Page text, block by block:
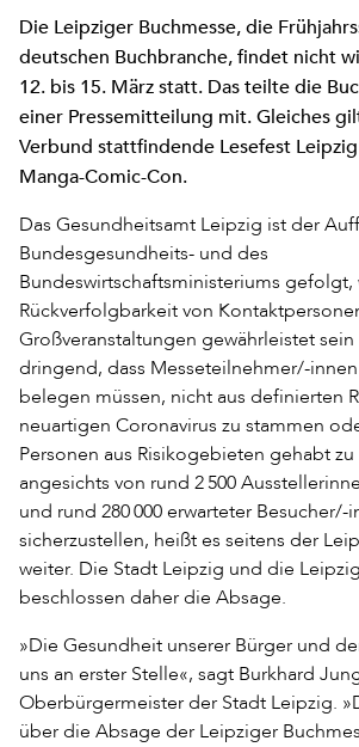
Die Leipziger Buchmesse, die
deutschen Buchbranche, findet nicht
12. bis 15. März statt. Das teilte die
einer Pressemitteilung mit. Gleiches
Verbund stattfindende Lesefest
Manga-Comic-Con.
Das Gesundheitsamt Leipzig ist der
Bundesgesundheits- und des
Bundeswirtschaftsministeriums gefolgt,
Rückverfolgbarkeit von
Großveranstaltungen gewährleistet sein
dringend, dass Messeteilnehmer/-
belegen müssen, nicht aus definierten
neuartigen Coronavirus zu stammen
Personen aus Risikogebieten gehabt zu
angesichts von rund 2 500
und rund 280 000 erwarteter Besucher/-
sicherzustellen, heißt es seitens der
weiter. Die Stadt Leipzig und die
beschlossen daher die Absage.
»Die Gesundheit unserer Bürger und
uns an erster Stelle«, sagt Burkhard
Oberbürgermeister der Stadt Leipzig.
über die Absage der Leipziger